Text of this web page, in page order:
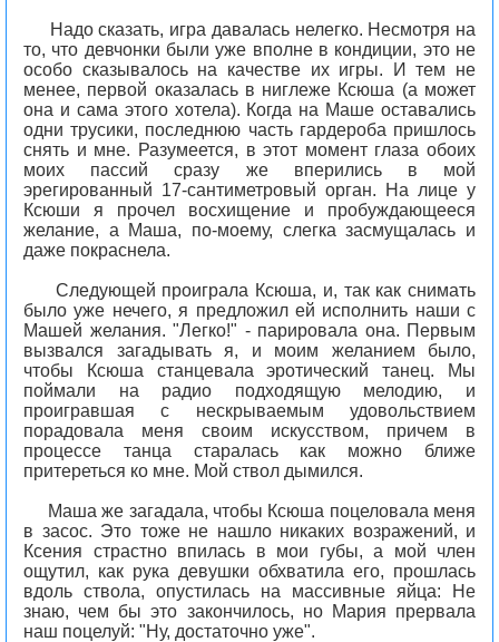
Надо сказать, игра давалась нелегко. Несмотря на
то, что девчонки были уже вполне в кондиции, это не
особо сказывалось на качестве их игры. И тем не
менее, первой оказалась в ниглеже Ксюша (а может
она и сама этого хотела). Когда на Маше оставались
одни трусики, последнюю часть гардероба пришлось
снять и мне. Разумеется, в этот момент глаза обоих
моих пассий сразу же вперились в мой
эрегированный 17-сантиметровый орган. На лице у
Ксюши я прочел восхищение и пробуждающееся
желание, а Маша, по-моему, слегка засмущалась и
даже покраснела.
Следующей проиграла Ксюша, и, так как снимать
было уже нечего, я предложил ей исполнить наши с
Машей желания. "Легко!" - парировала она. Первым
вызвался загадывать я, и моим желанием было,
чтобы Ксюша станцевала эротический танец. Мы
поймали на радио подходящую мелодию, и
проигравшая с нескрываемым удовольствием
порадовала меня своим искусством, причем в
процессе танца старалась как можно ближе
притереться ко мне. Мой ствол дымился.
Маша же загадала, чтобы Ксюша поцеловала меня
в засос. Это тоже не нашло никаких возражений, и
Ксения страстно впилась в мои губы, а мой член
ощутил, как рука девушки обхватила его, прошлась
вдоль ствола, опустилась на массивные яйца: Не
знаю, чем бы это закончилось, но Мария прервала
наш поцелуй: "Ну, достаточно уже".